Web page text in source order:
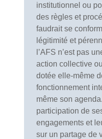
institutionnel ou
des règles et
faudrait se
légitimité et
l’AFS n’est pas
action collective
dotée elle-même
fonctionnement
même son
participation de
engagements et
sur un partage de